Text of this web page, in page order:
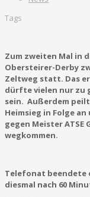
Tags
Zum zweiten Mal in
Obersteirer-Derby
Zeltweg statt. Das
dürfte vielen nur zu
sein. Außerdem
Heimsieg in Folge
gegen Meister ATSE
wegkommen.
Telefonat beendete
diesmal nach 60